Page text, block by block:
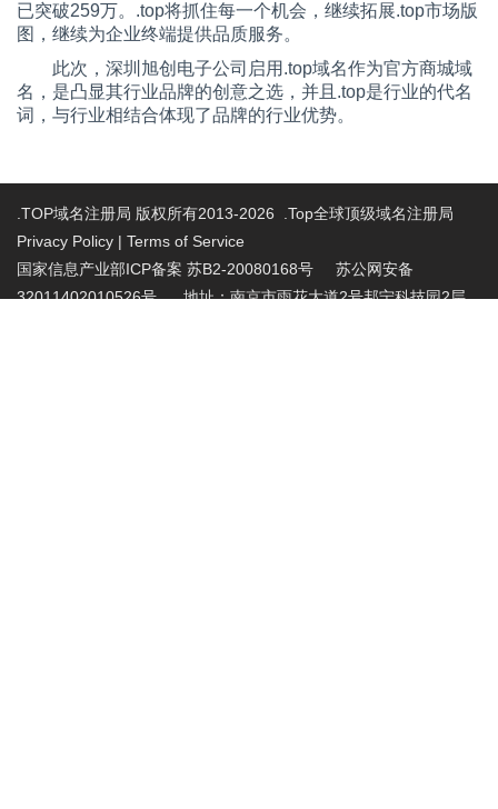
已突破259万。.top将抓住每一个机会，继续拓展.top市场版
图，继续为企业终端提供品质服务。
此次，深圳旭创电子公司启用.top域名作为官方商城域
名，是凸显其行业品牌的创意之选，并且.top是行业的代名
词，与行业相结合体现了品牌的行业优势。
.TOP域名注册局 版权所有2013-2026 .Top全球顶级域名注册局
Privacy Policy | Terms of Service
国家信息产业部ICP备案 苏B2-20080168号 苏公网安备
32011402010526号 地址：南京市雨花大道2号邦宁科技园2层